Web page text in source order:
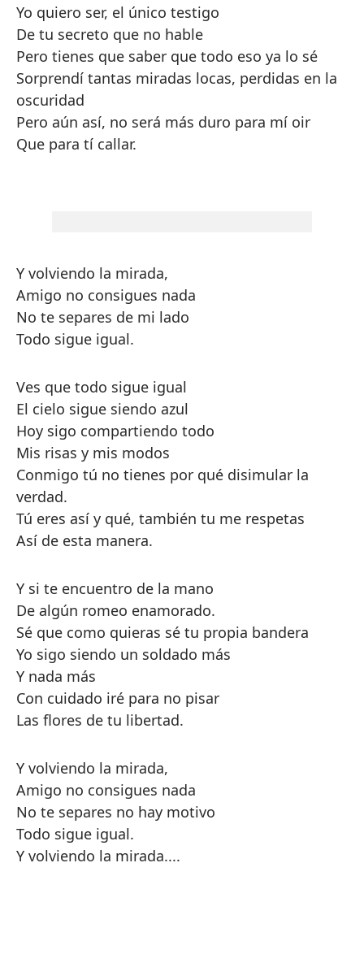
Yo quiero ser, el único testigo
De tu secreto que no hable
Pero tienes que saber que todo eso ya lo sé
Sorprendí tantas miradas locas, perdidas en la
oscuridad
Pero aún así, no será más duro para mí oir
Que para tí callar.
Y volviendo la mirada,
Amigo no consigues nada
No te separes de mi lado
Todo sigue igual.
Ves que todo sigue igual
El cielo sigue siendo azul
Hoy sigo compartiendo todo
Mis risas y mis modos
Conmigo tú no tienes por qué disimular la
verdad.
Tú eres así y qué, también tu me respetas
Así de esta manera.
Y si te encuentro de la mano
De algún romeo enamorado.
Sé que como quieras sé tu propia bandera
Yo sigo siendo un soldado más
Y nada más
Con cuidado iré para no pisar
Las flores de tu libertad.
Y volviendo la mirada,
Amigo no consigues nada
No te separes no hay motivo
Todo sigue igual.
Y volviendo la mirada....